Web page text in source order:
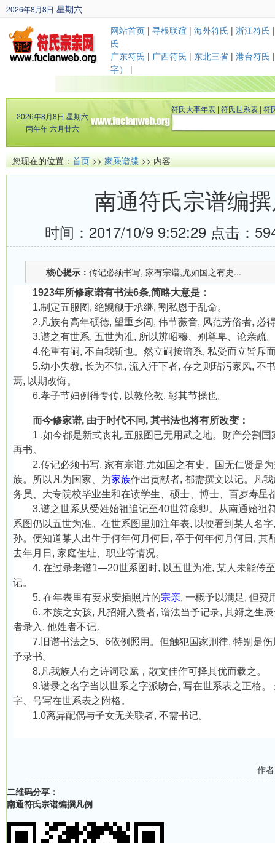
2026年8月8日 星期六
丙午年 六月廿六 网站首页 | 寻根联谊 | 海外符氏 | 浙江符氏
氏
广东符氏 | 广西符氏 | 东北三省 | 港台符氏
字）
|
2026年8月8日 星期六
丙午年 六月廿六
符氏大事年表 | 符氏世系表 | 符
您现在的位置：首页>>家乘谱牒>> 内容
南通符氏宗谱编
时间：2017/10/9 9:52:29 点击：
核心提示： 传记必须书写, 家有宗谱,尤如国之有史...
1923年所修家谱有书法6条,简略大意是：
1.制定五服图 , 绝觊觎于承继, 割私恩于乱命。
2. 凡族有高年硕德, 望重乡闾, 伟节薇音, 风范芳俗者, 必
3.谱之有世系, 五世为准, 所以辨昭穆、别尊卑、论亲疏
4.伦重有嗣, 不自我斩也。然立嗣按谱系, 私受而立皆斥
5.幼小失教, 长为不轨 , 流入汗下者, 存之则玷污家风, 不
焉, 以期改悔。
6.孝子节妇例得专传, 以敦伦教, 彰其节操也。
而今修家谱, 由于时代不同 , 其书法也将有所改变：
1 .如今都是新式丧礼,五服图已无用武之地。财产分割国
再书。
2.传记必须书写, 家有宗谱,尤如国之有史。国无仁贤是
族。所以凡为国家、为家族作出贡献者, 都需撰文以记。凡
务员、大专院校毕业生和在读学生、硕士、博士、百岁寿星
3.谱之世系从受姓始祖追记至40世符彦卿。从南通始祖
系图仍以五世为准。在世系图里加注年表, 以便看到某人名字
孙。便知道某人出生于何年何月何日 , 卒于何年何月何日 , 其
去年月日 , 家庭住址、职业等情况。
4. 在过录老谱1—20世系图时, 以五世为准, 某人未能传
记。
5. 在年表里有要求安插照片的宗亲, 一概予以满足, 但费
6. 本族之女孩, 凡招婿入赘者, 谱法当予记录, 其婿之生
者录入 , 他姓者不记。
7. 旧谱书法之5 6依例照用。但触犯国家刑律, 特别是伤
予录书。
8. 凡我族人有之诗词歌赋，散文佳作可择其优而载之。
9.谱录之名字当以世系之字派吻合, 写在世系表之正格。
字、号写在世系表之附格。
1.0离异配偶与子女无关联者, 不需书记。
作
二维码分享：
南通符氏宗谱编撰凡例